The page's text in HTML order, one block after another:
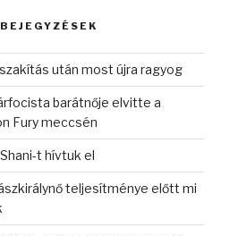
után most újra ragyog
barátnője elvitte a
Fury meccsén
t hívtuk el
teljesítménye előtt mi